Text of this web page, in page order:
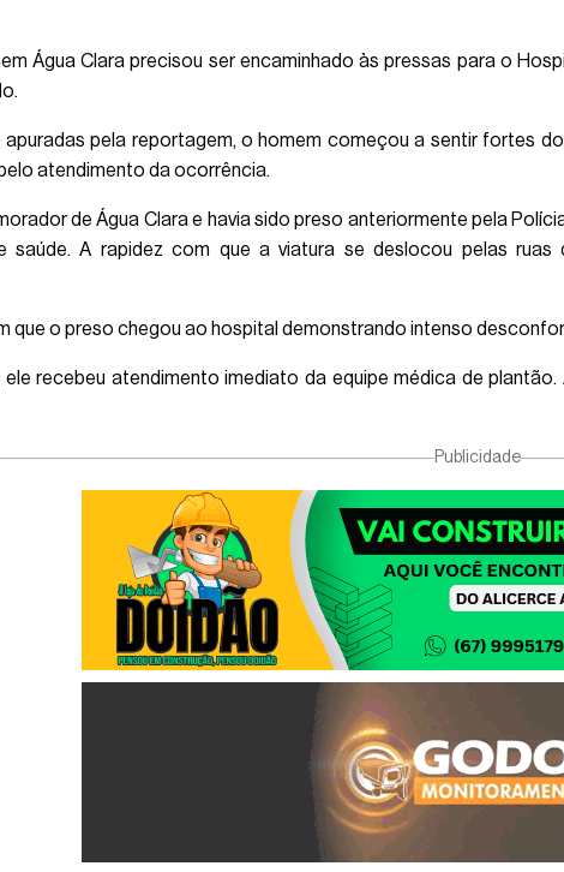
Água Clara precisou ser encaminhado às pressas para o
pela reportagem, o homem começou a sentir fortes
atendimento da ocorrência.
de Água Clara e havia sido preso anteriormente pela
saúde. A rapidez com que a viatura se deslocou pelas
que o preso chegou ao hospital demonstrando intenso
ele recebeu atendimento imediato da equipe médica de
Publicidade